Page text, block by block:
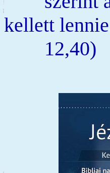
kellett
	12,40)